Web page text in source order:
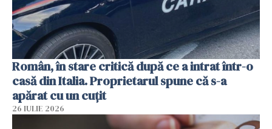
Român, în stare critică după ce a intrat într-o
casă din Italia. Proprietarul spune că s-a
apărat cu un cuțit
26 IULIE 2026